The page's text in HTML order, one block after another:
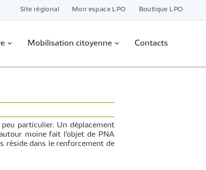
Site régional Mon espace LPO Boutique LPO
Mobilisation citoyenne Contacts
particulier. Un déplacement
moine fait l’objet de PNA
réside dans le renforcement de